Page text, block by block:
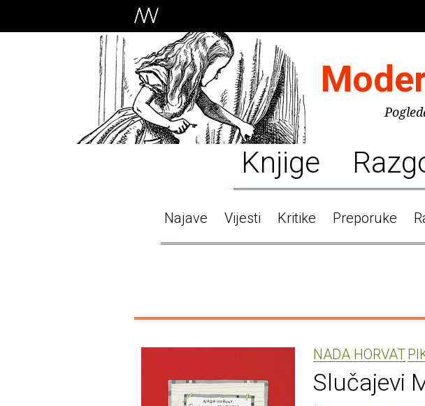
Knjige
Najave Vijesti Kritike Preporuke
NADA HORVAT
Slučajevi